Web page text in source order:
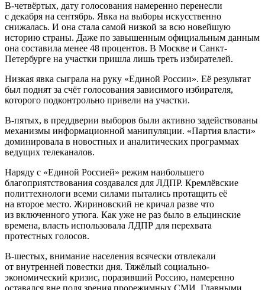
В-четвёртых, дату голосования намеренно перенесли
с декабря на сентябрь. Явка на выборы искусственно
снижалась. И она стала самой низкой за всю новейшую
историю страны. Даже по завышенным официальным данным
она составила менее 48 процентов. В Москве и Санкт-
Петербурге на участки пришла лишь треть избирателей.
Низкая явка сыграла на руку «Единой России». Её результат
был поднят за счёт голосования зависимого избирателя,
которого подконтрольно привели на участки.
В-пятых, в преддверии выборов были активно задействованы
механизмы информационной манипуляции. «Партия власти»
доминировала в новостных и аналитических программах
ведущих телеканалов.
Наряду с «Единой Россией» режим наибольшего
благоприятствования создавался для ЛДПР. Кремлёвские
политтехнологи всеми силами пытались протащить её
на второе место. Жириновский не кричал разве что
из включенного утюга. Как уже не раз было в ельцинские
времена, власть использовала ЛДПР для перехвата
протестных голосов.
В-шестых, внимание населения всячески отвлекали
от внутренней повестки дня. Тяжёлый социально-
экономический кризис, поразивший Россию, намеренно